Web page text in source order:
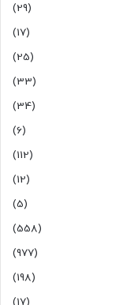
(29)
(17)
(25)
(33)
(34)
(6)
(112)
(12)
(5)
(558)
(977)
(198)